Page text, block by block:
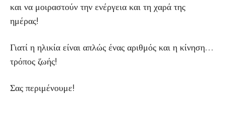
και να μοιραστούν την ενέργεια και τη χαρά της
ημέρας!
Γιατί η ηλικία είναι απλώς ένας αριθμός και η κίνηση…
τρόπος ζωής!
Σας περιμένουμε!